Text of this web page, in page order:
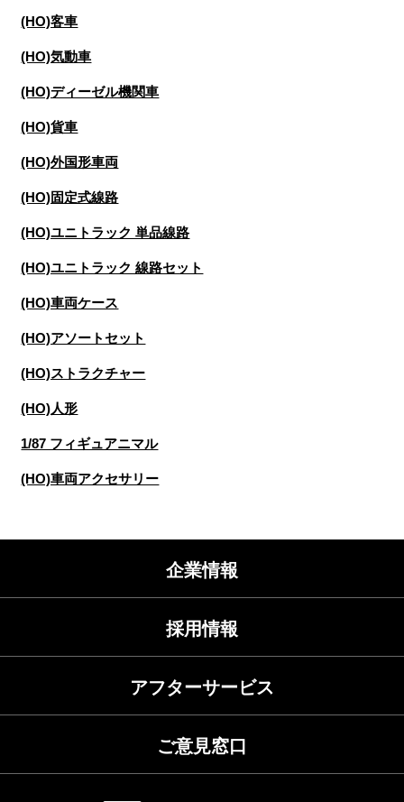
(HO)客車
(HO)気動車
(HO)ディーゼル機関車
(HO)貨車
(HO)外国形車両
(HO)固定式線路
(HO)ユニトラック 単品線路
(HO)ユニトラック 線路セット
(HO)車両ケース
(HO)アソートセット
(HO)ストラクチャー
(HO)人形
1/87 フィギュアニマル
(HO)車両アクセサリー
企業情報
採用情報
アフターサービス
ご意見窓口